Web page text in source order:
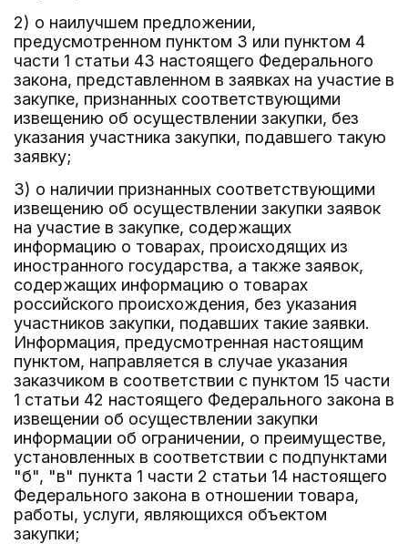
2) о наилучшем предложении,
предусмотренном пунктом 3 или пунктом 4
части 1 статьи 43 настоящего Федерального
закона, представленном в заявках на участие в
закупке, признанных соответствующими
извещению об осуществлении закупки, без
указания участника закупки, подавшего такую
заявку;
3) о наличии признанных соответствующими
извещению об осуществлении закупки заявок
на участие в закупке, содержащих
информацию о товарах, происходящих из
иностранного государства, а также заявок,
содержащих информацию о товарах
российского происхождения, без указания
участников закупки, подавших такие заявки.
Информация, предусмотренная настоящим
пунктом, направляется в случае указания
заказчиком в соответствии с пунктом 15 части
1 статьи 42 настоящего Федерального закона в
извещении об осуществлении закупки
информации об ограничении, о преимуществе,
установленных в соответствии с подпунктами
"б", "в" пункта 1 части 2 статьи 14 настоящего
Федерального закона в отношении товара,
работы, услуги, являющихся объектом
закупки;